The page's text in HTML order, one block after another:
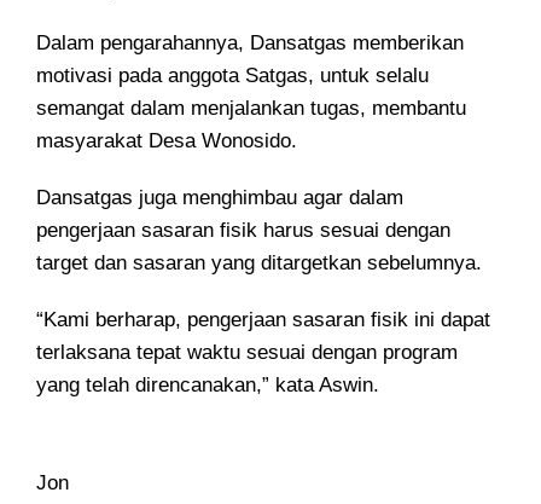
Dalam pengarahannya, Dansatgas memberikan
motivasi pada anggota Satgas, untuk selalu
semangat dalam menjalankan tugas, membantu
masyarakat Desa Wonosido.
Dansatgas juga menghimbau agar dalam
pengerjaan sasaran fisik harus sesuai dengan
target dan sasaran yang ditargetkan sebelumnya.
“Kami berharap, pengerjaan sasaran fisik ini dapat
terlaksana tepat waktu sesuai dengan program
yang telah direncanakan,” kata Aswin.
Jon